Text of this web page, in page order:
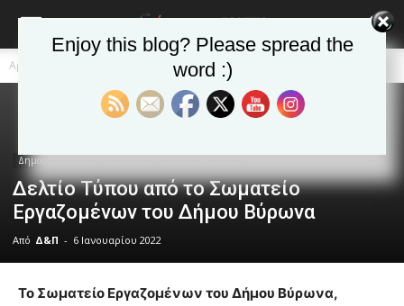
Αρχική
Δημοφιλή άρθρα
Δελτίο Τύπου από το Σωματείο
Εργαζομένων του Δήμου Βύρωνα
Από Δ&Π - 6 Ιανουαρίου 2022
cam
show.desi
xxx
brandi
lyons
teaches
Το Σωματείο Εργαζομένων του Δήμου Βύρωνα,
Enjoy this blog? Please spread the
word :)